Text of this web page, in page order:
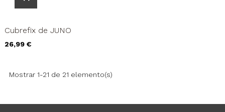
Cubrefix de JUNO
Precio
26,99 €
Mostrar 1-21 de 21 elemento(s)